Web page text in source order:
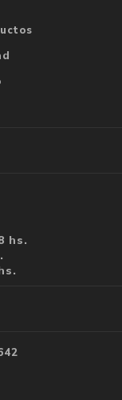
hs.